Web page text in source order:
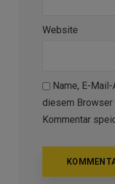
Website
Name, E-
diesem Browser
Kommentar